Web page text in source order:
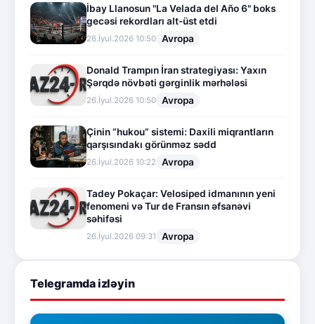
İbay Llanosun "La Velada del Año 6" boks
gecəsi rekordları alt-üst etdi
26.İyul.2026 10:50 Avropa
Donald Trampın İran strategiyası: Yaxın
Şərqdə növbəti gərginlik mərhələsi
26.İyul.2026 10:50 Avropa
Çinin “hukou” sistemi: Daxili miqrantların
qarşısındakı görünməz sədd
26.İyul.2026 10:22 Avropa
Tadey Pokaçar: Velosiped idmanının yeni
fenomeni və Tur de Fransın əfsanəvi
səhifəsi
26.İyul.2026 09:31 Avropa
Telegramda izləyin